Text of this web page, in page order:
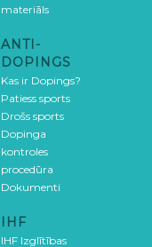
materiāls
ANTI-
DOPINGS
Kas ir Dopings?
Patiess sports
Drošs sports
Dopinga
kontroles
procedūra
Dokumenti
IHF
IHF Izglītības